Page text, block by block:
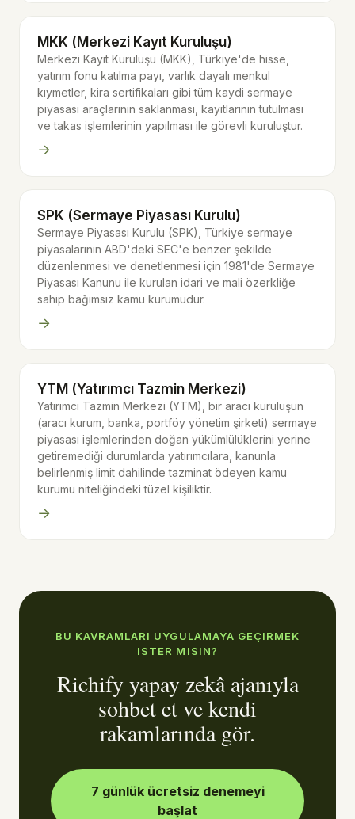
MKK (Merkezi Kayıt Kuruluşu)
Merkezi Kayıt Kuruluşu (MKK), Türkiye'de hisse,
yatırım fonu katılma payı, varlık dayalı menkul
kıymetler, kira sertifikaları gibi tüm kaydi sermaye
piyasası araçlarının saklanması, kayıtlarının tutulması
ve takas işlemlerinin yapılması ile görevli kuruluştur.
→
SPK (Sermaye Piyasası Kurulu)
Sermaye Piyasası Kurulu (SPK), Türkiye sermaye
piyasalarının ABD'deki SEC'e benzer şekilde
düzenlenmesi ve denetlenmesi için 1981'de Sermaye
Piyasası Kanunu ile kurulan idari ve mali özerkliğe
sahip bağımsız kamu kurumudur.
→
YTM (Yatırımcı Tazmin Merkezi)
Yatırımcı Tazmin Merkezi (YTM), bir aracı kuruluşun
(aracı kurum, banka, portföy yönetim şirketi) sermaye
piyasası işlemlerinden doğan yükümlülüklerini yerine
getiremediği durumlarda yatırımcılara, kanunla
belirlenmiş limit dahilinde tazminat ödeyen kamu
kurumu niteliğindeki tüzel kişiliktir.
→
BU KAVRAMLARI UYGULAMAYA GEÇIRMEK
ISTER MISIN?
Richify yapay zekâ ajanıyla
sohbet et ve kendi
rakamlarında gör.
7 günlük ücretsiz denemeyi
başlat